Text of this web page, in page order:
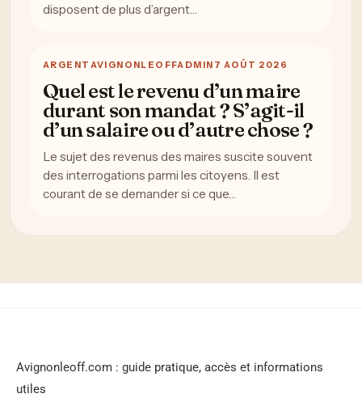
disposent de plus d’argent…
ARGENT AVIGNONLEOFFADMIN 7 AOÛT 2026
Quel est le revenu d’un maire
durant son mandat ? S’agit-il
d’un salaire ou d’autre chose ?
Le sujet des revenus des maires suscite souvent
des interrogations parmi les citoyens. Il est
courant de se demander si ce que…
Avignonleoff.com : guide pratique, accès et informations
utiles